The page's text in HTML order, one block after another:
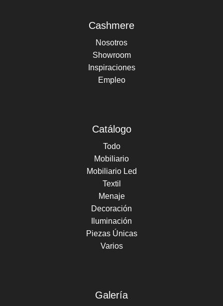
Cashmere
Nosotros
Showroom
Inspiraciones
Empleo
Catálogo
Todo
Mobiliario
Mobiliario Led
Textil
Menaje
Decoración
Iluminación
Piezas Únicas
Varios
Galería